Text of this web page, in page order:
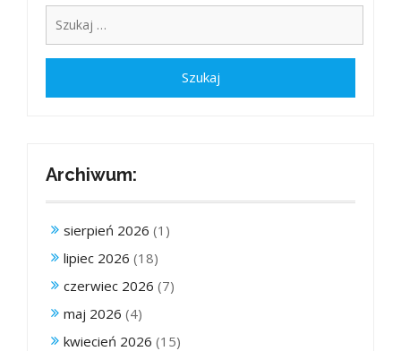
Archiwum:
sierpień 2026 (1)
lipiec 2026 (18)
czerwiec 2026 (7)
maj 2026 (4)
kwiecień 2026 (15)